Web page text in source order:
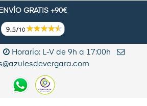
ENVÍO GRATIS +90€
Horario: L-V de 9h a 17:00h